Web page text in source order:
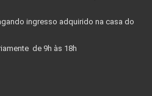
ingresso adquirido na casa do
de 9h às 18h